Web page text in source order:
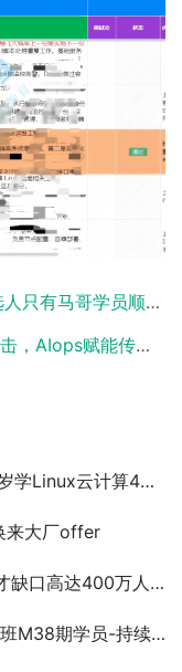
通关，硬实力是通关关键！
赋能传统IT运维！
计算4个月就业13万
来大厂offer
口高达400万人！
跟踪就业28岁拿到30k+薪资